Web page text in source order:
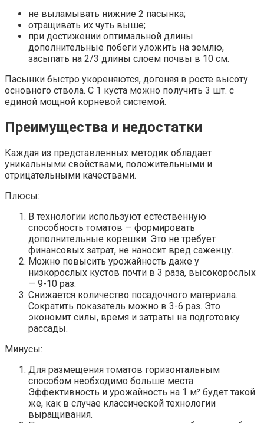
не выламывать нижние 2 пасынка;
отращивать их чуть выше;
при достижении оптимальной длины
дополнительные побеги уложить на землю,
засыпать на 2/3 длины слоем почвы в 10 см.
Пасынки быстро укореняются, догоняя в росте высоту
основного ствола. С 1 куста можно получить 3 шт. с
единой мощной корневой системой.
Преимущества и недостатки
Каждая из представленных методик обладает
уникальными свойствами, положительными и
отрицательными качествами.
Плюсы:
В технологии используют естественную
способность томатов — формировать
дополнительные корешки. Это не требует
финансовых затрат, не наносит вред саженцу.
Можно повысить урожайность даже у
низкорослых кустов почти в 3 раза, высокорослых
— 9-10 раз.
Снижается количество посадочного материала.
Сократить показатель можно в 3-6 раз. Это
экономит силы, время и затраты на подготовку
рассады.
Минусы:
Для размещения томатов горизонтальным
способом необходимо больше места.
Эффективность и урожайность на 1 м² будет такой
же, как в случае классической технологии
выращивания.